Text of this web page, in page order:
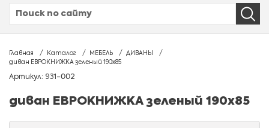
Главная Каталог МЕБЕЛЬ
ДИВАНЫ
диван ЕВРОКНИЖКА зеленый 190х85
Артикул: 931-002
диван ЕВРОКНИЖКА зеленый 190х85